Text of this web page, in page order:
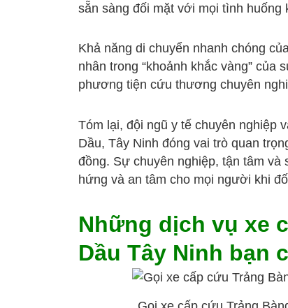
sẵn sàng đối mặt với mọi tình huống
Khả năng di chuyển nhanh chóng
nhân trong “khoảnh khắc vàng”
phương tiện cứu thương chuyên
Tóm lại, đội ngũ y tế chuyên nghiệp
Dầu, Tây Ninh đóng vai trò quan
đồng. Sự chuyên nghiệp, tận tâm
hứng và an tâm cho mọi người khi
Những dịch vụ xe
Dầu Tây Ninh bạn